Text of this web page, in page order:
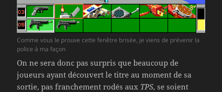
Comme vous le prouve cette fenêtre brisée, je viens de prévenir la
police à ma façon
On ne sera donc pas surpris que beaucoup de
joueurs ayant découvert le titre au moment de sa
sortie, pas franchement rodés aux TPS, se soient